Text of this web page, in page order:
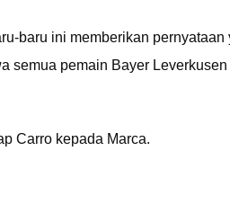
baru ini memberikan pernyataan
semua pemain Bayer
Carro kepada Marca.